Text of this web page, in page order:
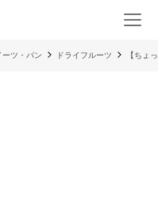
ーツ・パン ドライフルーツ 【ちょ